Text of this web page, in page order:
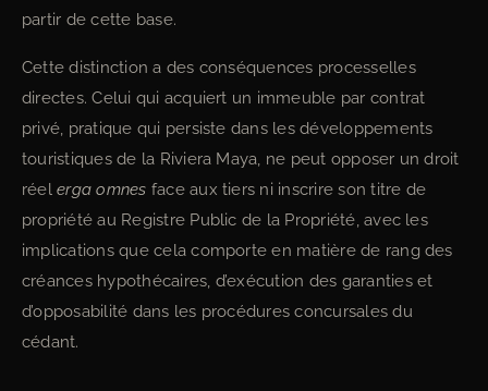
partir de cette base.
Cette distinction a des conséquences processelles
directes. Celui qui acquiert un immeuble par contrat
privé, pratique qui persiste dans les développements
touristiques de la Riviera Maya, ne peut opposer un droit
réelerga omnes face aux tiers ni inscrire son titre de
propriété au Registre Public de la Propriété, avec les
implications que cela comporte en matière de rang des
créances hypothécaires, d’exécution des garanties et
d’opposabilité dans les procédures concursales du
cédant.